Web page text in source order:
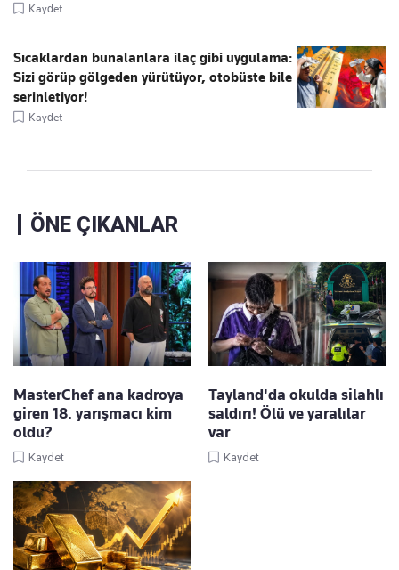
Kaydet
Sıcaklardan bunalanlara ilaç gibi uygulama:
Sizi görüp gölgeden yürütüyor, otobüste bile
serinletiyor!
Kaydet
ÖNE ÇIKANLAR
MasterChef ana kadroya
giren 18. yarışmacı kim
oldu?
Kaydet
Tayland'da okulda silahlı
saldırı! Ölü ve yaralılar
var
Kaydet